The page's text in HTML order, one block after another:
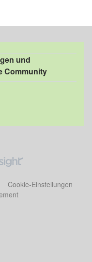
und
Community
Cookie-Einstellungen